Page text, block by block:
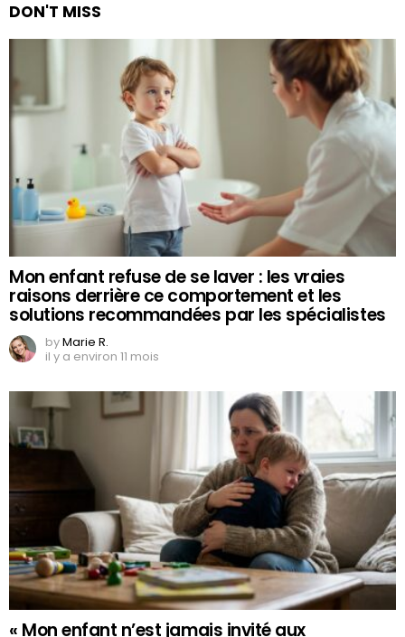
DON'T MISS
Mon enfant refuse de se laver : les vraies
raisons derrière ce comportement et les
solutions recommandées par les spécialistes
byMarie R.
il y a environ 11 mois
« Mon enfant n’est jamais invité aux